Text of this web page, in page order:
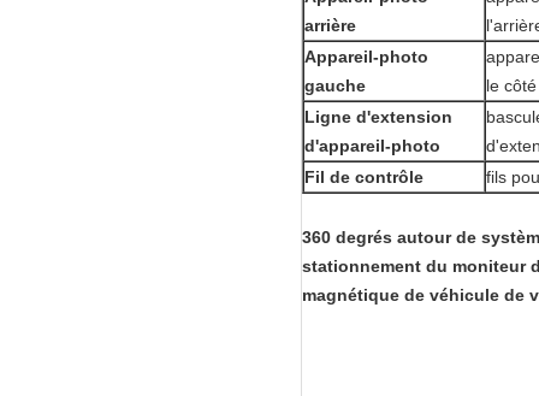
arrière
Appareil-photo
gauche
le
Ligne d'extension
d'appareil-photo
Fil de contrôle
fils
360 degrés autour de
stationnement du moniteur
magnétique de véhicule de